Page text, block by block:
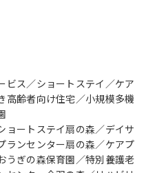
ビス／ショートステイ／ケア
高齢者向け住宅／小規模多機
ョートステイ扇の森／デイサ
ランセンター扇の森／ケアプ
うぎの森保育園／特別養護老